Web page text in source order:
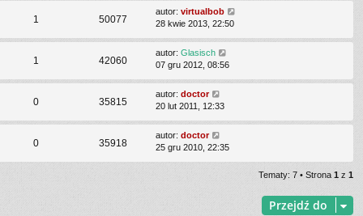
1 50077
autor: virtualbob
28 kwie 2013, 22:50
1 42060
autor: Glasisch
07 gru 2012, 08:56
0 35815
autor: doctor
20 lut 2011, 12:33
0 35918
autor: doctor
25 gru 2010, 22:35
Tematy: 7 • Strona 1 z 1
Przejdź do